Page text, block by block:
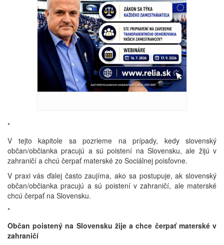
*
V tejto kapitole sa pozrieme na prípady, kedy slovenský
občan/občianka pracujú a sú poistení na Slovensku, ale žijú v
zahraničí a chcú čerpať materské zo Sociálnej poisťovne.
V praxi vás ďalej často zaujíma, ako sa postupuje, ak slovenský
občan/občianka pracujú a sú poistení v zahraničí, ale materské
chcú čerpať na Slovensku.
*
Občan poistený na Slovensku žije a chce čerpať materské v
zahraničí